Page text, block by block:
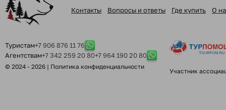
Контакты Вопросы и ответы Где купить О
Туристам+7 906 876 11 76
Агентствам+7 342 259 20 80+7 964 190 20 80
© 2024 - 2026 | Политика конфиденциальности
Участник